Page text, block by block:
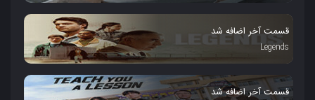
قسمت آخر اضافه شد
Legends
قسمت آخر اضافه شد